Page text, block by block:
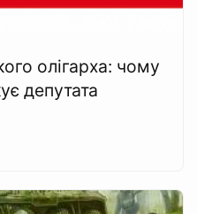
олігарха: чому
депутата